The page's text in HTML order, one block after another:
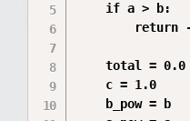
    if a > b:
return
    total = 0.0
c = 1.0
b_pow = b